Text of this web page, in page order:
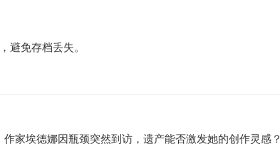
避免存档丢失。
家埃德娜因瓶颈突然到访，遗产能否激发她的创作灵感？